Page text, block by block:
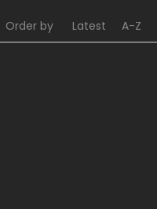
Order by Latest A-Z